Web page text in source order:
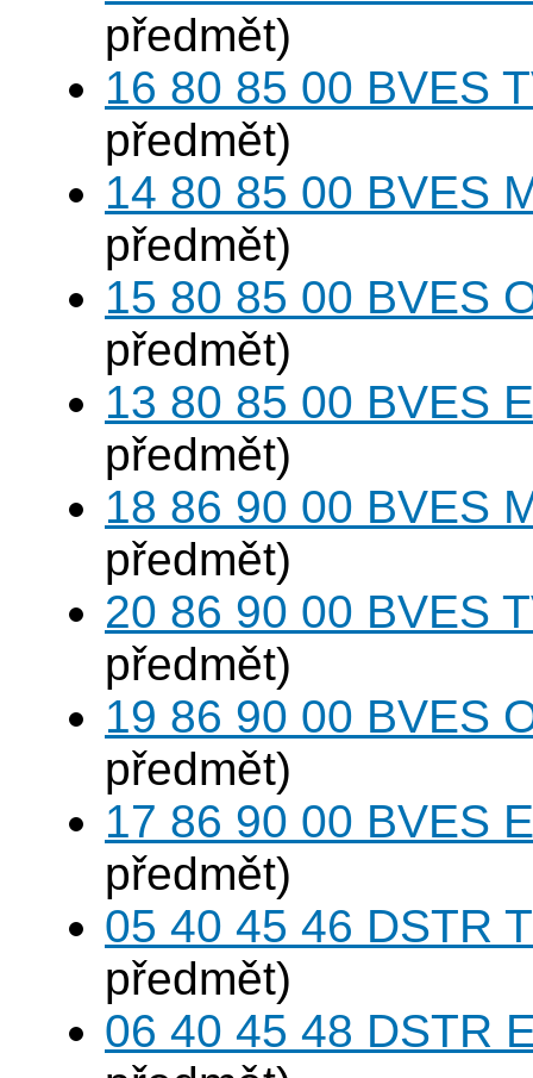
předmět)
16 80 85 00 BVES
předmět)
14 80 85 00 BVES
předmět)
15 80 85 00 BVES
předmět)
13 80 85 00 BVES
předmět)
18 86 90 00 BVES
předmět)
20 86 90 00 BVES
předmět)
19 86 90 00 BVES
předmět)
17 86 90 00 BVES
předmět)
05 40 45 46 DSTR
předmět)
06 40 45 48 DSTR